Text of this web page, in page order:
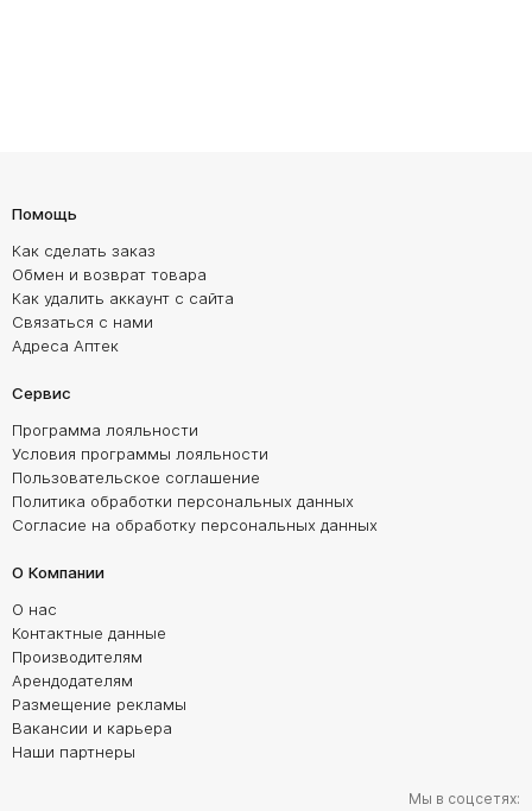
Помощь
Как сделать заказ
Обмен и возврат товара
Как удалить аккаунт с сайта
Связаться с нами
Адреса Аптек
Сервис
Программа лояльности
Условия программы лояльности
Пользовательское соглашение
Политика обработки персональных данных
Согласие на обработку персональных данных
О Компании
О нас
Контактные данные
Производителям
Арендодателям
Размещение рекламы
Вакансии и карьера
Наши партнеры
Мы в соцсетях: